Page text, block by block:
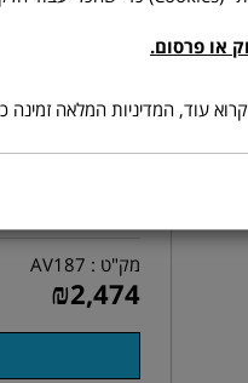
ודיו)
מק"ט : AV187
₪2,474
או פרסום.
עוד, המדיניות המלאה זמינה